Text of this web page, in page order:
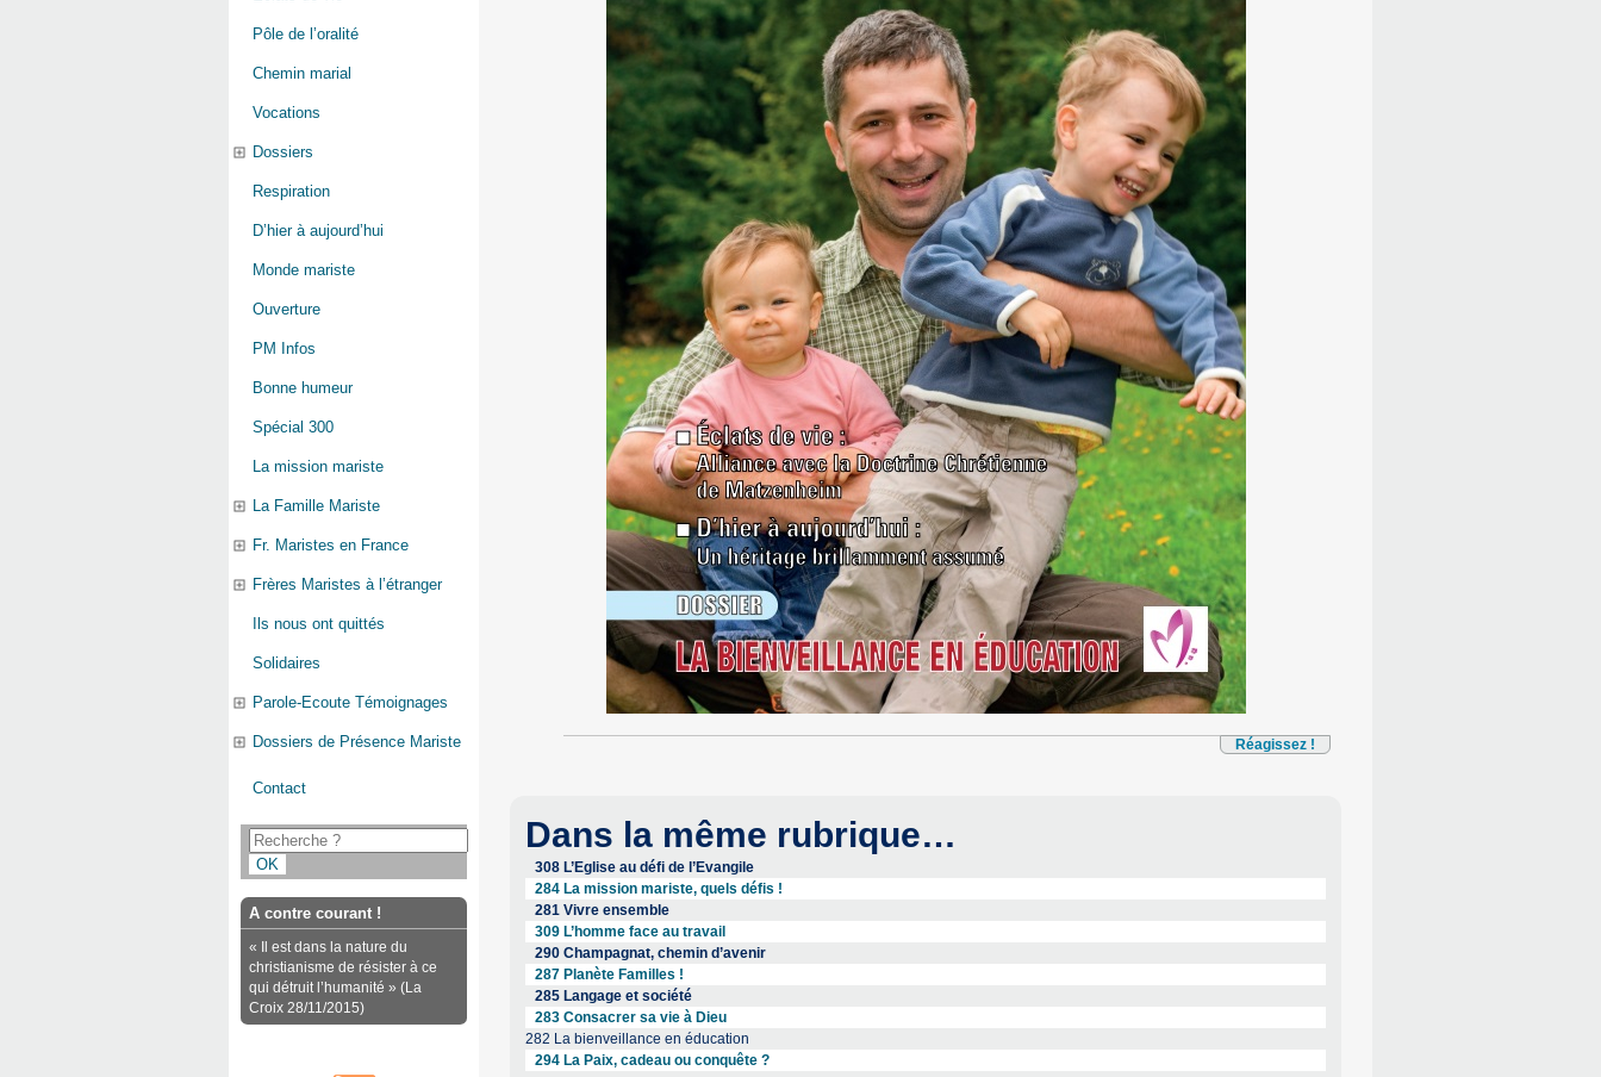
Réagissez !
Dans la même rubrique…
308 L’Eglise au défi de l’Evangile
284 La mission mariste, quels défis !
281 Vivre ensemble
309 L’homme face au travail
290 Champagnat, chemin d’avenir
287 Planète Familles !
285 Langage et société
283 Consacrer sa vie à Dieu
282 La bienveillance en éducation
294 La Paix, cadeau ou conquête ?
Pôle de l’oralité
Chemin marial
Vocations
Dossiers
Respiration
D’hier à aujourd’hui
Monde mariste
Ouverture
PM Infos
Bonne humeur
Spécial 300
La mission mariste
La Famille Mariste
Fr. Maristes en France
Frères Maristes à l’étranger
Ils nous ont quittés
Solidaires
Parole-Ecoute Témoignages
Dossiers de Présence Mariste
Contact
A contre courant !
« Il est dans la nature du
christianisme de résister à ce
qui détruit l’humanité » (La
Croix 28/11/2015)